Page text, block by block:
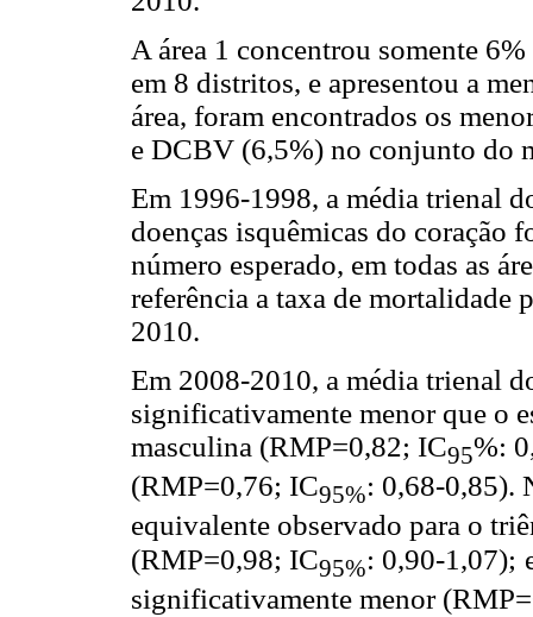
A área 1 concentrou somente
em 8 distritos, e apresentou a
área, foram encontrados os
e DCBV (6,5%) no conjunto do
Em 1996-1998, a média trienal
doenças isquêmicas do coração
número esperado, em todas as
referência a taxa de mortalidade
2010.
Em 2008-2010, a média trienal
significativamente menor que o
masculina (RMP=0,82; IC95%:
(RMP=0,76; IC95%: 0,68-0,85).
equivalente observado para o
(RMP=0,98; IC95%: 0,90-1,07);
significativamente menor